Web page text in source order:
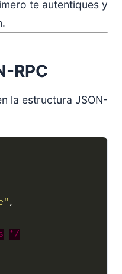
te autentiques y
RPC
la estructura JSON-
*/